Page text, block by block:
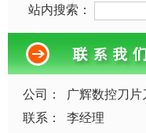
站内搜索：
公司：
广辉数控刀
联系：
李经理